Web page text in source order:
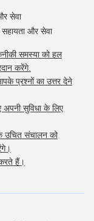
सेवा
और सेवा
समस्या को हल
करेंगे.
प्रश्नों का उत्तर देने
अपनी सुविधा के लिए
उचित संचालन को
हैं।